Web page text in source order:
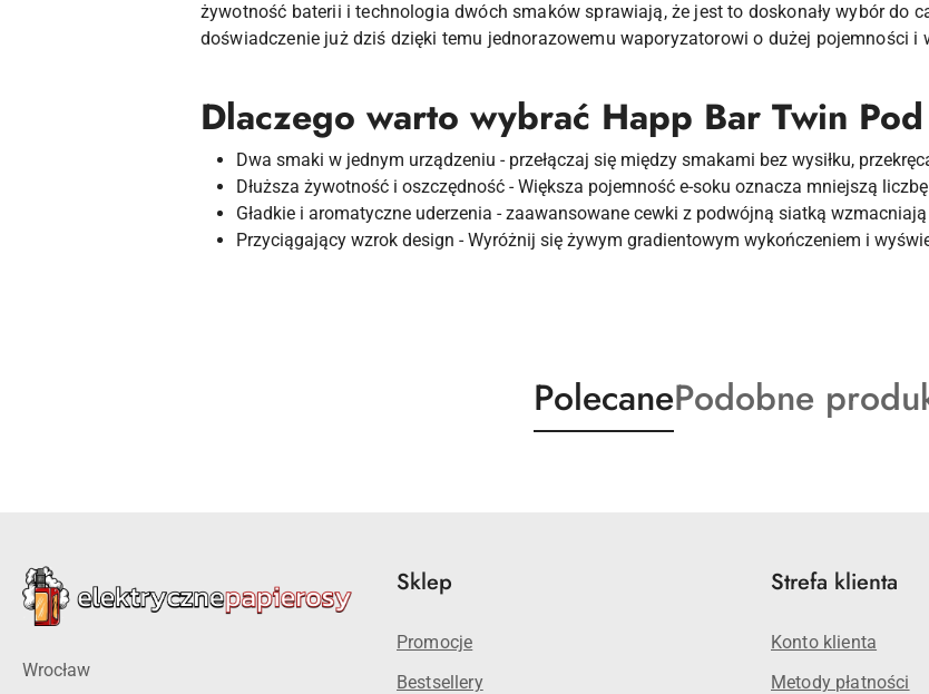
żywotność baterii i technologia dwóch smaków sprawiają, że jest to doskonały wybór do
doświadczenie już dziś dzięki temu jednorazowemu waporyzatorowi o dużej pojemności i
Dlaczego warto wybrać Happ Bar Twin
Dwa smaki w jednym urządzeniu - przełączaj się między smakami bez wysiłku,
Dłuższa żywotność i oszczędność - Większa pojemność e-soku oznacza mniejszą
Gładkie i aromatyczne uderzenia - zaawansowane cewki z podwójną siatką
Przyciągający wzrok design - Wyróżnij się żywym gradientowym wykończeniem i
Produkty
o
PolecaneProdukty
o
Podobne
Wrocław
Sklep
Promocje
Bestsellery
Strefa klienta
Konto klienta
Metody płatności